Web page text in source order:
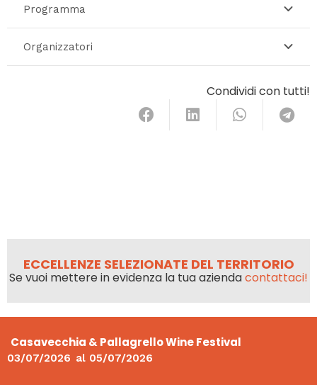
Programma
Organizzatori
Condividi con tutti!
ECCELLENZE SELEZIONATE DEL TERRITORIO
Se vuoi mettere in evidenza la tua aziendacontattaci!
Casavecchia & Pallagrello Wine Festival
03/07/2026 al 05/07/2026